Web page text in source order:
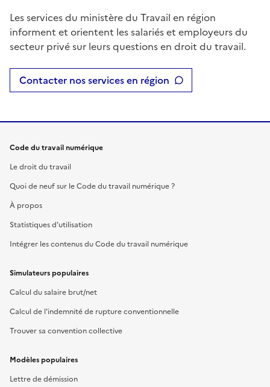
Les services du ministère du Travail en région
informent et orientent les salariés et employeurs du
secteur privé sur leurs questions en droit du travail.
Contacter nos services en région
Code du travail numérique
Le droit du travail
Quoi de neuf sur le Code du travail numérique ?
À propos
Statistiques d'utilisation
Intégrer les contenus du Code du travail numérique
Simulateurs populaires
Calcul du salaire brut/net
Calcul de l'indemnité de rupture conventionnelle
Trouver sa convention collective
Modèles populaires
Lettre de démission